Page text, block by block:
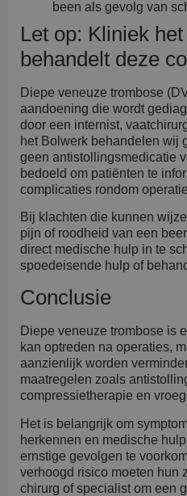
been als gevolg van
Let op: Kliniek
behandelt deze
Diepe veneuze trombose
aandoening die wordt
door een internist,
het Bolwerk behandelen wij
geen antistollingsmedicatie
bedoeld om patiënten te
complicaties rondom
Bij klachten die kunnen
pijn of roodheid van een
direct medische hulp in te
spoedeisende hulp of
Conclusie
Diepe veneuze trombose is
kan optreden na operaties,
aanzienlijk worden
maatregelen zoals
compressietherapie en
Het is belangrijk om
herkennen en medische
ernstige gevolgen te
verhoogd risico moeten hun
chirurg of specialist om een